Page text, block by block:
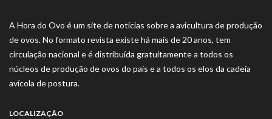
A Hora do Ovo é um site de notícias sobre a avicultura de produção
de ovos. No formato revista existe há mais de 20 anos, tem
circulação nacional e é distribuída gratuitamente a todos os
núcleos de produção de ovos do país e a todos os elos da cadeia
avícola de postura.
LOCALIZAÇÃO